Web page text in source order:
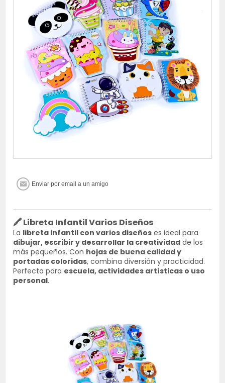
🖍️Libreta Infantil Varios Diseños
La libreta infantil con varios diseños es ideal para
dibujar, escribir y desarrollar la creatividad de los
más pequeños. Con hojas de buena calidad y
portadas coloridas, combina diversión y practicidad.
Perfecta para escuela, actividades artísticas o uso
personal.